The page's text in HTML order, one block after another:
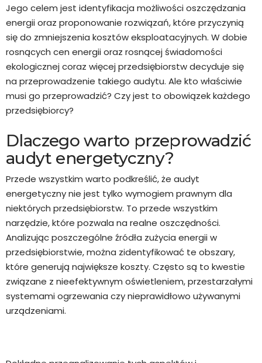
Jego celem jest identyfikacja możliwości oszczędzania
energii oraz proponowanie rozwiązań, które przyczynią
się do zmniejszenia kosztów eksploatacyjnych. W dobie
rosnących cen energii oraz rosnącej świadomości
ekologicznej coraz więcej przedsiębiorstw decyduje się
na przeprowadzenie takiego audytu. Ale kto właściwie
musi go przeprowadzić? Czy jest to obowiązek każdego
przedsiębiorcy?
Dlaczego warto przeprowadzić
audyt energetyczny?
Przede wszystkim warto podkreślić, że audyt
energetyczny nie jest tylko wymogiem prawnym dla
niektórych przedsiębiorstw. To przede wszystkim
narzędzie, które pozwala na realne oszczędności.
Analizując poszczególne źródła zużycia energii w
przedsiębiorstwie, można zidentyfikować te obszary,
które generują największe koszty. Często są to kwestie
związane z nieefektywnym oświetleniem, przestarzałymi
systemami ogrzewania czy nieprawidłowo używanymi
urządzeniami.